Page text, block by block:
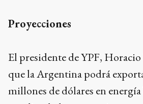
Proyecciones
El presidente de YPF,
que la Argentina podrá
millones de dólares en